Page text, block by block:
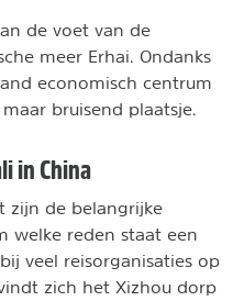
de voet van de
meer Erhai. Ondanks
economisch centrum
bruisend plaatsje.
in China
zijn de belangrijke
welke reden staat een
veel reisorganisaties op
zich het Xizhou dorp